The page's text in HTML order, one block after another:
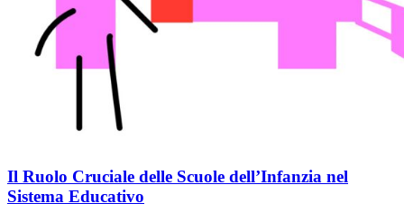
Il Ruolo Cruciale delle Scuole dell’Infanzia nel
Sistema Educativo